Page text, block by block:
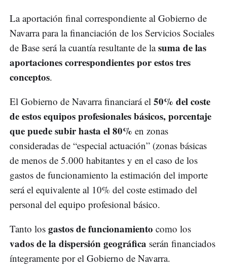
La aportación final correspondiente al Gobierno de
Navarra para la financiación de los Servicios Sociales
de Base será la cuantía resultante de lasuma de las
aportaciones correspondientes por estos tres
conceptos.
El Gobierno de Navarra financiará el 50% del coste
de estos equipos profesionales básicos, porcentaje
que puede subir hasta el 80% en zonas
consideradas de “especial actuación” (zonas básicas
de menos de 5.000 habitantes y en el caso de los
gastos de funcionamiento la estimación del importe
será el equivalente al 10% del coste estimado del
personal del equipo profesional básico.
Tanto los gastos de funcionamiento como los
vados de la dispersión geográfica serán financiados
íntegramente por el Gobierno de Navarra.